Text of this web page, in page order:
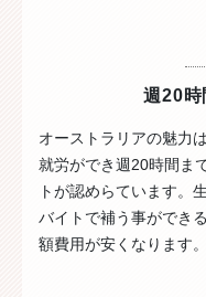
週20時
オーストラリアの魅力
就労ができ週20時間ま
トが認めらています。
バイトで補う事ができ
額費用が安くなります。